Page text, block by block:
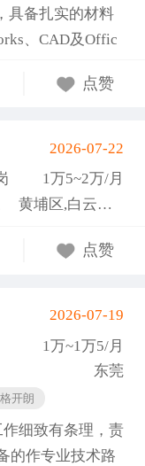
具备扎实的材料
、CAD及Offic
与数据分析;曾带
任心强，渴望将
点赞
2026-07-22
1万5~2万/月
黄埔区,白云区,增城市
点赞
(蓝小艳)2026-07-19
1万~1万5/月
东莞
开朗
细致有条理，责
的作专业技术路